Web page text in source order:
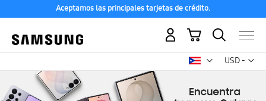
Aceptamos las principales tarjetas de crédito.
USD -
dólar
Mi carrito